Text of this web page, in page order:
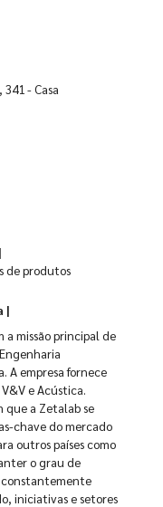
- Casa
de produtos
|
a missão principal de
A empresa fornece
e Acústica.
que a Zetalab se
chave do mercado
outros países como
o grau de
constantemente
iniciativas e setores